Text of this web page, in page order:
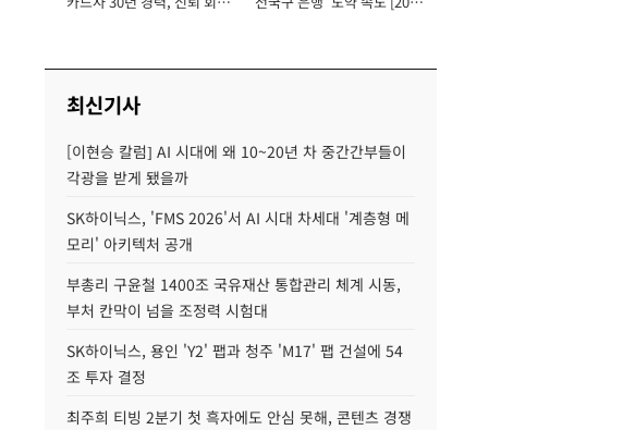
최신기사
[이현승 칼럼] AI 시대에 왜 10~20년 차 중간간부들이
각광을 받게 됐을까
SK하이닉스, 'FMS 2026'서 AI 시대 차세대 '계층형 메
모리' 아키텍처 공개
부총리 구윤철 1400조 국유재산 통합관리 체계 시동,
부처 칸막이 넘을 조정력 시험대
SK하이닉스, 용인 'Y2' 팹과 청주 'M17' 팹 건설에 54
조 투자 결정
최주희 티빙 2분기 첫 흑자에도 안심 못해, 콘텐츠 경쟁